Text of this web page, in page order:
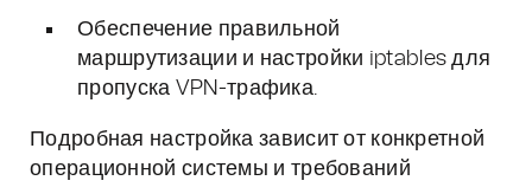
Обеспечение правильной
маршрутизации и настройки iptables для
пропуска VPN-трафика.
Подробная настройка зависит от конкретной
операционной системы и требований